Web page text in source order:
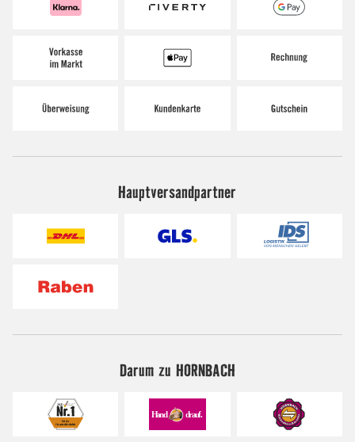
Hauptversandpartner
Darum zu HORNBACH